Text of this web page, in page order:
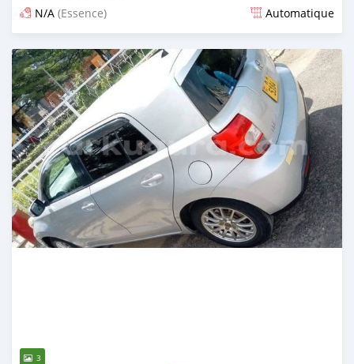
N/A (Essence) Automatique
Publié il y a plus de 3 ans
3